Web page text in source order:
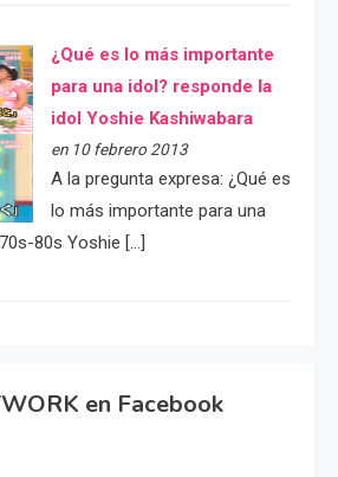
¿Qué es lo más importante
para una idol? responde la
idol Yoshie Kashiwabara
en 10 febrero 2013
A la pregunta expresa: ¿Qué es
lo más importante para una
80s Yoshie […]
en Facebook